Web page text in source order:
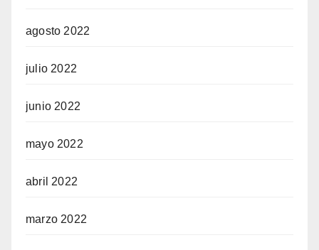
agosto 2022
julio 2022
junio 2022
mayo 2022
abril 2022
marzo 2022